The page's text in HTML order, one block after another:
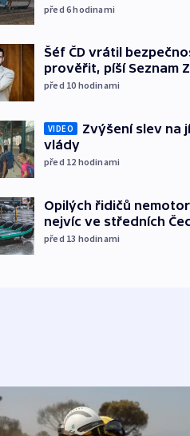
před 6hodinami
Šéf ČD vrátil
prověřit, píší Seznam
před 10 hodinami
VIDEO
Zvýšení slev na
vlády
před 12 hodinami
Opilých řidičů
nejvíc ve středních
před 13 hodinami